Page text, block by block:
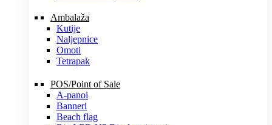
Ambalaža
Kutije
Naljepnice
Omoti
Tetrapak
POS/Point of Sale
A-panoi
Banneri
Beach flag